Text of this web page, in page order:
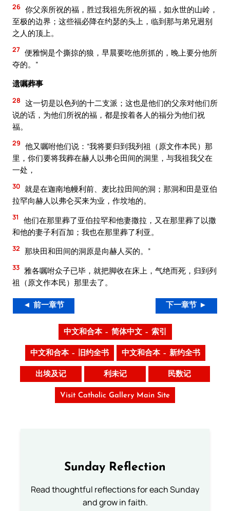
26 你父亲所祝的福，胜过我祖先所祝的福，如永世的山岭，
至极的边界；这些福必降在约瑟的头上，临到那与弟兄迥别
之人的顶上。
27 便雅悯是个撕掠的狼，早晨要吃他所抓的，晚上要分他所
夺的。”
遗嘱葬事
28 这一切是以色列的十二支派；这也是他们的父亲对他们所
说的话，为他们所祝的福，都是按着各人的福分为他们祝
福。
29 他又嘱咐他们说：“我将要归到我列祖（原文作本民）那
里，你们要将我葬在赫人以弗仑田间的洞里，与我祖我父在
一处，
30 就是在迦南地幔利前、麦比拉田间的洞；那洞和田是亚伯
拉罕向赫人以弗仑买来为业，作坟地的。
31
他们在那里葬了亚伯拉罕和他妻撒拉，又在那里葬了以撒
和他的妻子利百加；我也在那里葬了利亚。
32 那块田和田间的洞原是向赫人买的。”
33 雅各嘱咐众子已毕，就把脚收在床上，气绝而死，归到列
祖（原文作本民）那里去了。
◄ 前一章节 下一章节 ►
中文和合本 – 简体中文 – 索引
中文和合本 – 旧约全书 中文和合本 – 新约全书
出埃及记 利未记 民数记
Visit Catholic Gallery Main Site
Sunday Reflection
Read thoughtful reflections for each Sunday
and grow in faith.